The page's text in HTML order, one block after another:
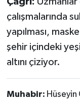
çalışmalarında
yapılması,
şehir içindeki
altını çiziyor.
Muhabir: Hüseyin